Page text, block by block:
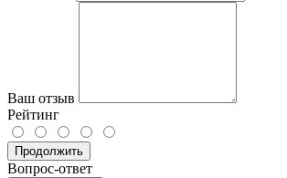
Ваш отзыв
Рейтинг
Продолжить
Вопрос-ответ